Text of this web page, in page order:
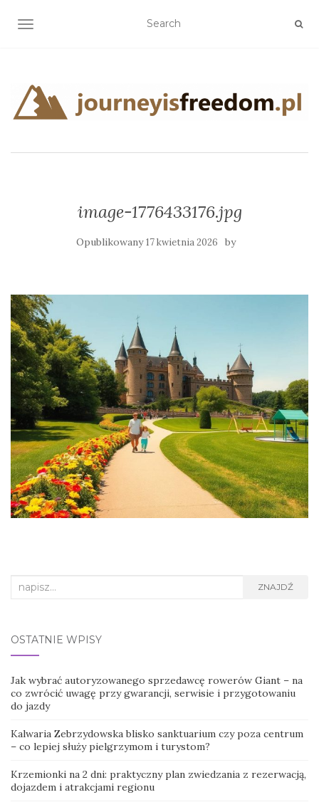
TOGGLE NAVIGATION
image-1776433176.jpg
Opublikowany17 kwietnia 2026 by
Search
ZNAJDŹ
OSTATNIE WPISY
Jak wybrać autoryzowanego sprzedawcę rowerów Giant – na
co zwrócić uwagę przy gwarancji, serwisie i przygotowaniu
do jazdy
Kalwaria Zebrzydowska blisko sanktuarium czy poza centrum
– co lepiej służy pielgrzymom i turystom?
Krzemionki na 2 dni: praktyczny plan zwiedzania z rezerwacją,
dojazdem i atrakcjami regionu